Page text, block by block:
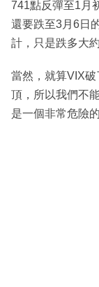
741點反彈至1月
還要跌至3月6日
計，只是跌多大約
當然，就算VIX
頂，所以我們不
是一個非常危險